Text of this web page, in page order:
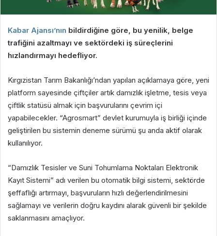
Kabar Ajansı’nın bildirdiğine göre, bu yenilik, belge
trafiğini azaltmayı ve sektördeki iş süreçlerini
hızlandırmayı hedefliyor.
Kırgızistan Tarım Bakanlığı’ndan yapılan açıklamaya göre, yeni
platform sayesinde çiftçiler artık damızlık işletme, tesis veya
çiftlik statüsü almak için başvurularını çevrim içi
yapabilecekler. “Agrosmart” devlet kurumuyla iş birliği içinde
geliştirilen bu sistemin deneme sürümü şu anda aktif olarak
kullanılıyor.
“Damızlık Tesisler ve Suni Tohumlama Noktaları Elektronik
Kayıt Sistemi” adı verilen bu otomatik bilgi sistemi, sektörde
şeffaflığı artırmayı, başvuruların hızlı değerlendirilmesini
sağlamayı ve verilerin doğru kaydını alarak güvenli bir şekilde
saklanmasını amaçlıyor.